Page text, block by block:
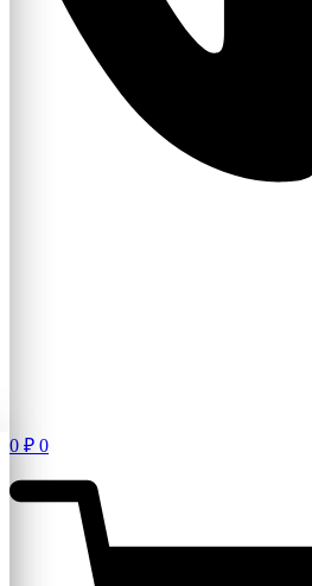
0 ₽ 0